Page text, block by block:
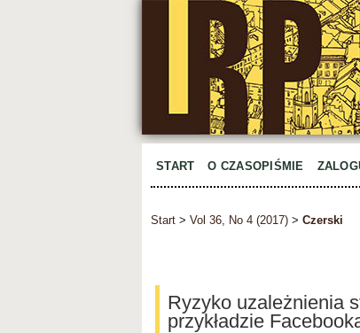
START O CZASOPIŚMIE
Start > Vol 36, No 4 (2017) > Czerski
Ryzyko uzależnienia
przykładzie